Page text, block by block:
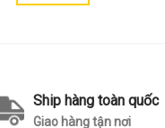
Ship hàng toàn quốc
Giao hàng tận nơi